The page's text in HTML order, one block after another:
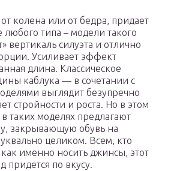
колена или от бедра, придает
любого типа – модели такого
вертикаль силуэта и отлично
Усиливает эффект
длина. Классическое
каблука — в сочетании с
выглядит безупречно
стройности и роста. Но в этом
таких моделях предлагают
закрывающую обувь на
целиком. Всем, кто
как именно носить джинсы, этот
придется по вкусу.